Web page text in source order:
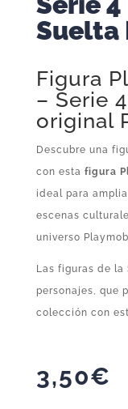
Suelta
Figura
– Serie
original
Descubre una
con esta figura
ideal para
escenas
universo
Las figuras de la
personajes, que
colección con
3,50€